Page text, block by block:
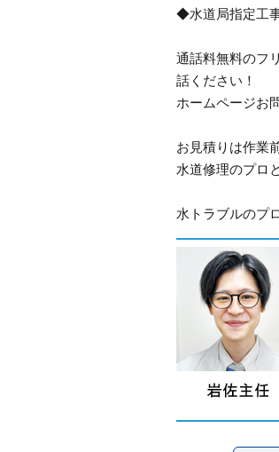
◆水道局指定工
通話料無料のフ
話ください！
ホームページお
お見積りは作業
水道修理のプロ
水トラブルのプ